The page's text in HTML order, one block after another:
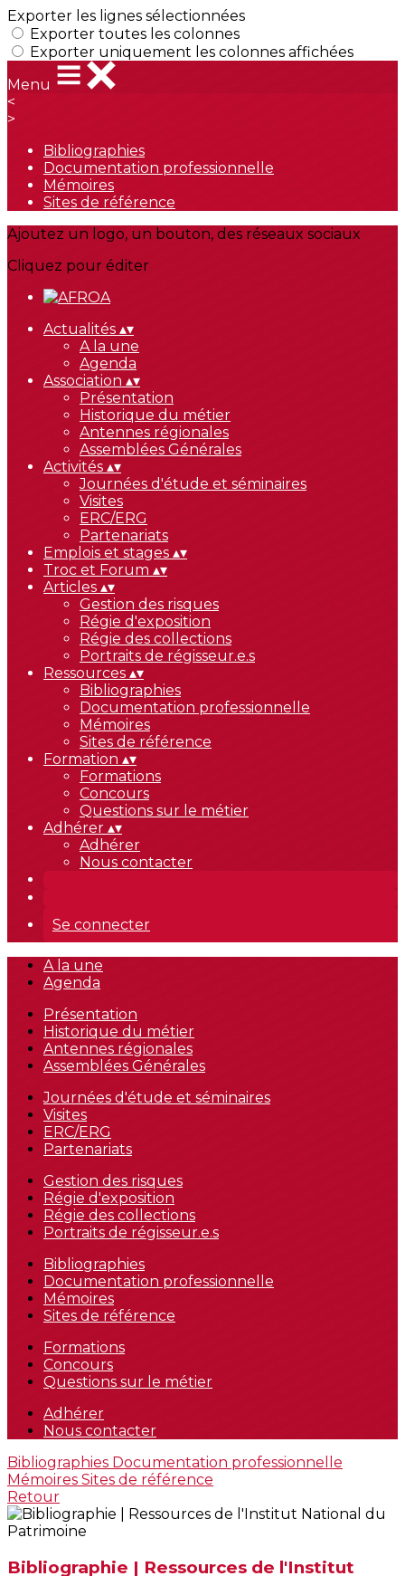
Exporter les lignes sélectionnées
Exporter toutes les colonnes
Exporter uniquement les colonnes affichées
Menu
<
>
Bibliographies
Documentation professionnelle
Mémoires
Sites de référence
Ajoutez un logo, un bouton, des réseaux sociaux
Cliquez pour éditer
Actualités ▴▾
A la une
Agenda
Association ▴▾
Présentation
Historique du métier
Antennes régionales
Assemblées Générales
Activités ▴▾
Journées d'étude et séminaires
Visites
ERC/ERG
Partenariats
Emplois et stages ▴▾
Troc et Forum ▴▾
Articles ▴▾
Gestion des risques
Régie d'exposition
Régie des collections
Portraits de régisseur.e.s
Ressources ▴▾
Bibliographies
Documentation professionnelle
Mémoires
Sites de référence
Formation ▴▾
Formations
Concours
Questions sur le métier
Adhérer ▴▾
Adhérer
Nous contacter
Se connecter
A la une
Agenda
Présentation
Historique du métier
Antennes régionales
Assemblées Générales
Journées d'étude et séminaires
Visites
ERC/ERG
Partenariats
Gestion des risques
Régie d'exposition
Régie des collections
Portraits de régisseur.e.s
Bibliographies
Documentation professionnelle
Mémoires
Sites de référence
Formations
Concours
Questions sur le métier
Adhérer
Nous contacter
Bibliographies Documentation professionnelle
Mémoires Sites de référence
Retour
Bibliographie | Ressources de l'Institut